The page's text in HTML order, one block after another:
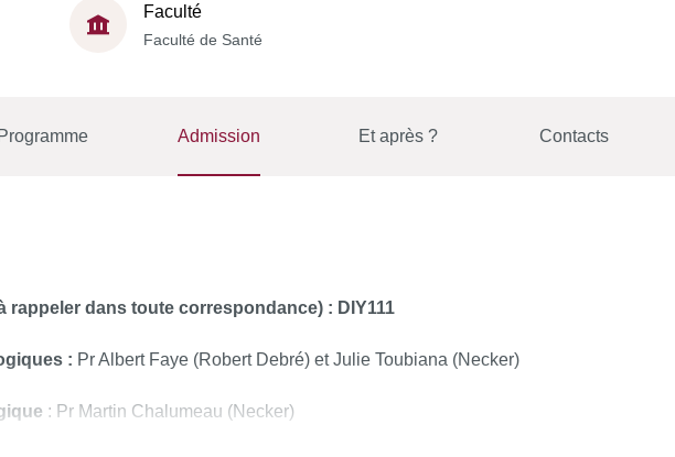
Faculté
Faculté de Santé
Programme Admission Et après ? Contacts
rappeler dans toute correspondance) : DIY111
: Pr Albert Faye (Robert Debré) et Julie Toubiana (Necker)
: Pr Martin Chalumeau (Necker)